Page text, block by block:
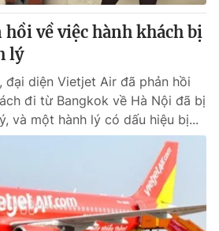
hình thức nếu không có sự chấp
nguồn VTV.vn khi phát hành lại
về việc hành khách bị
lý
đại diện Vietjet Air đã phản hồi
đi từ Bangkok về Hà Nội đã bị
và một hành lý có dấu hiệu bị...